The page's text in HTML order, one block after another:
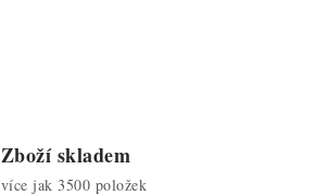
Zboží skladem
více jak 3500 položek